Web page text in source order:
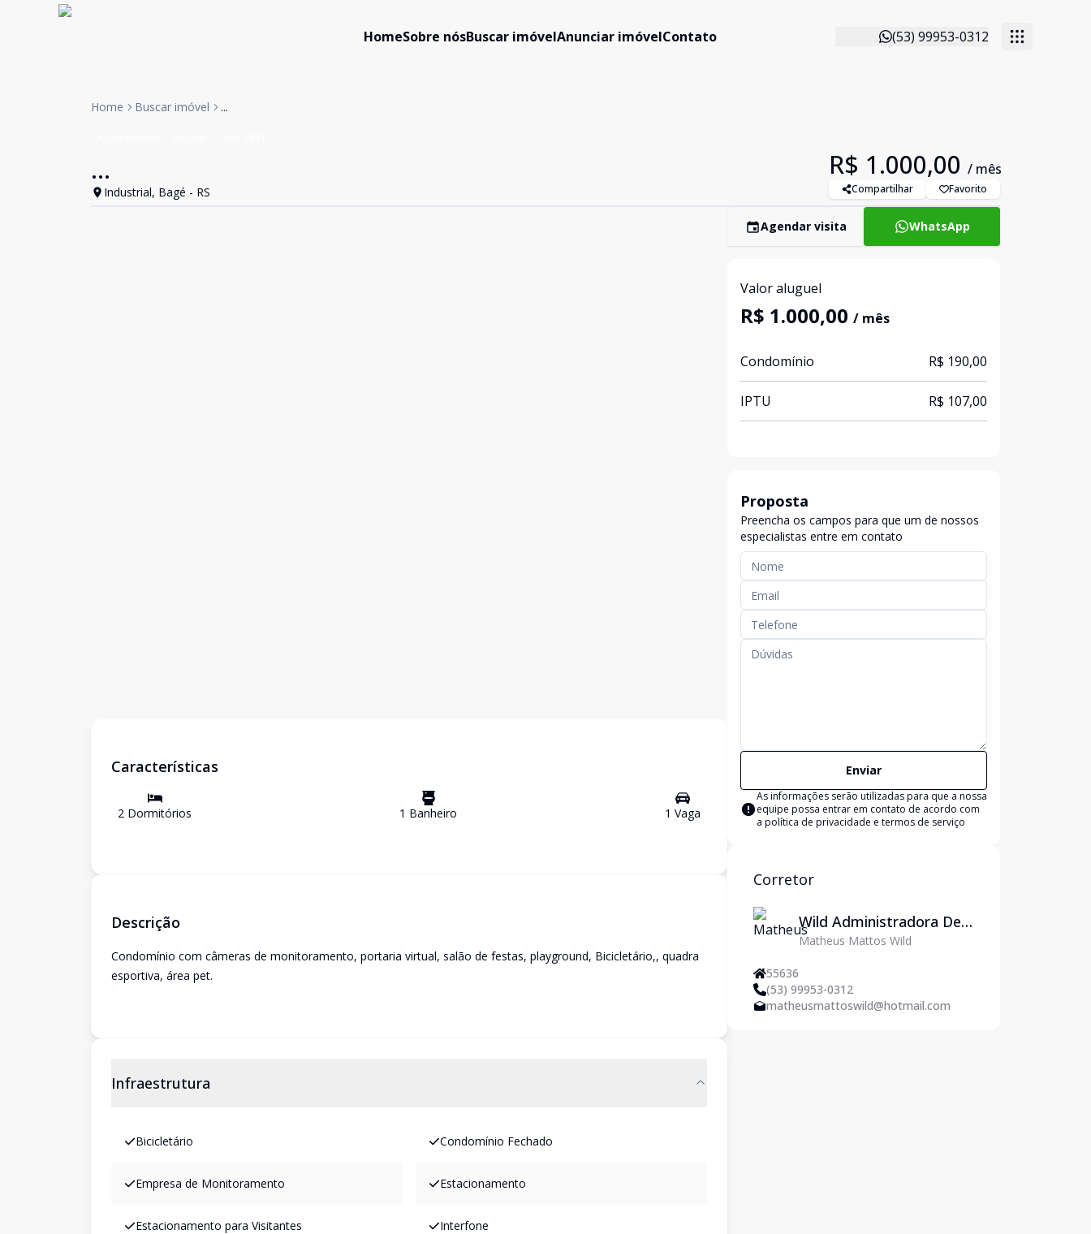
HomeSobre nósBuscar imóvelAnunciar imóvelContato (53) 99953-0312
Home Buscar imóvel ...
...
Industrial, Bagé - RS
R$ 1.000,00 / mês
Compartilhar Favorito
Características
2 Dormitórios 1 Banheiro 1 Vaga
Descrição
Condomínio com câmeras de monitoramento, portaria virtual, salão de festas, playground, Bicicletário,, quadra
esportiva, área pet.
Infraestrutura
Bicicletário Condomínio Fechado
Empresa de Monitoramento Estacionamento
Estacionamento para Visitantes Interfone
Agendar visita WhatsApp
Valor aluguel
R$ 1.000,00 / mês
Condomínio R$ 190,00
IPTU R$ 107,00
Proposta
Preencha os campos para que um de nossos
especialistas entre em contato
Enviar
As informações serão utilizadas para que a nossa
equipe possa entrar em contato de acordo com
a política de privacidade e termos de serviço
Corretor
Wild Administradora De
Imóveis Ltda
Matheus Mattos Wild
55636
(53) 99953-0312
matheusmattoswild@hotmail.com